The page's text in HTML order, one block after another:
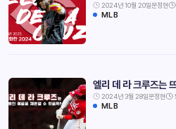
2024년 10월 20일문정현
MLB
엘리 데 라 크루즈는
2024년 3월 28일문정현
MLB